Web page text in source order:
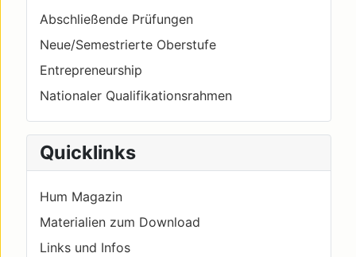
Abschließende Prüfungen
Neue/Semestrierte Oberstufe
Entrepreneurship
Nationaler Qualifikationsrahmen
Quicklinks
Hum Magazin
Materialien zum Download
Links und Infos